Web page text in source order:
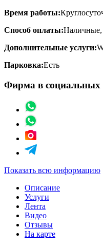
Время работы:
Способ оплаты:Наличные,
Дополнительные услуги:
Парковка:Есть
Фирма в социальных
Показать всю информацию
Описание
Услуги
Лента
Видео
Отзывы
На карте